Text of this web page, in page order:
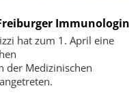
Immunologin
hat zum 1. April eine
der Medizinischen